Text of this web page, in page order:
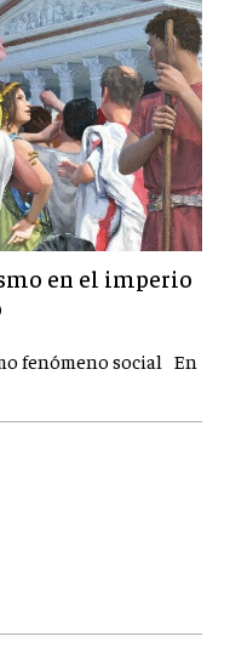
en el imperio
fenómeno social En